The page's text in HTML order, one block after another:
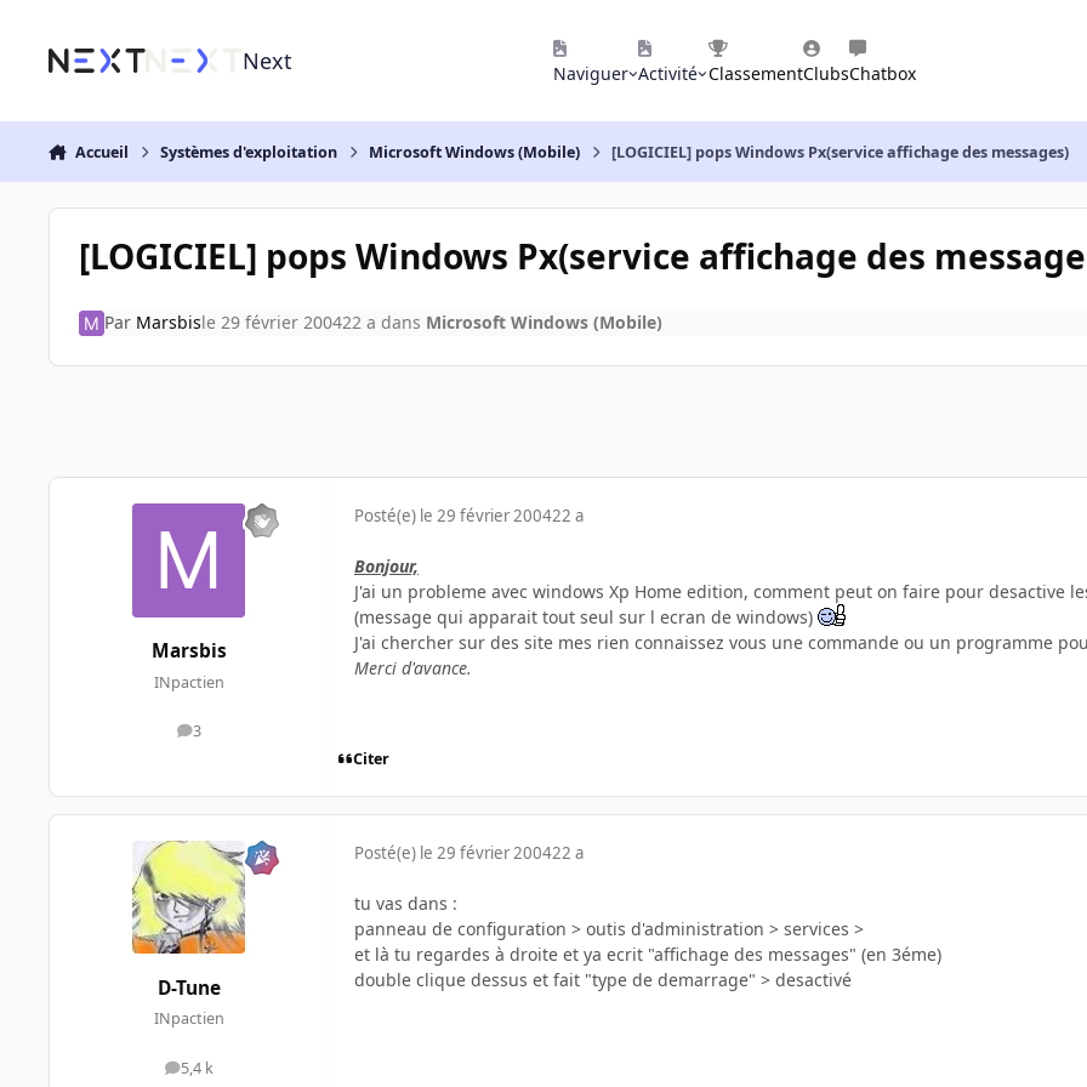
Next Naviguer Activité ClassementClubsChatbox
Accueil Systèmes d'exploitation Microsoft Windows (Mobile) [LOGICIEL] pops Windows Px(service affichage des messages)
[LOGICIEL] pops Windows Px(service affichage des
Par Marsbisle 29 février 200422 a dans Microsoft Windows (Mobile)
Marsbis
INpactien
3
messages
Posté(e) le 29 février 200422 a
Bonjour,
J'ai un probleme avec windows Xp Home edition, comment peut on faire pour desactive
(message qui apparait tout seul sur l ecran de windows)
J'ai chercher sur des site mes rien connaissez vous une commande ou un programme
Merci d'avance.
Citer
D-Tune
INpactien
5,4 k
messages
Posté(e) le 29 février 200422 a
tu vas dans :
panneau de configuration > outis d'administration > services >
et là tu regardes à droite et ya ecrit "affichage des messages" (en 3éme)
double clique dessus et fait "type de demarrage" > desactivé